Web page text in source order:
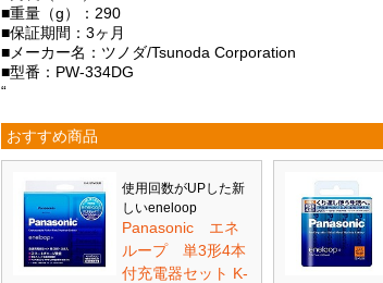
■重量（g）：290
■保証期間：3ヶ月
■メーカー名：ツノダ/Tsunoda Corporation
■型番：PW-334DG
“
おすすめ商品
使用回数がUPした新
しいeneloop
Panasonic エネ
ループ 単3形4本
付充電器セット K-